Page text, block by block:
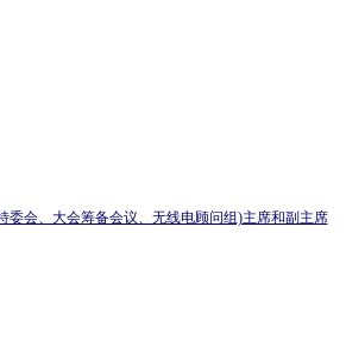
委会、大会筹备会议、无线电顾问组)主席和副主席